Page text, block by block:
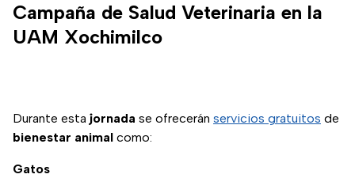
Campaña de Salud Veterinaria en la
UAM Xochimilco
Durante esta jornada se ofrecerán servicios gratuitos de
bienestar animal como:
Gatos